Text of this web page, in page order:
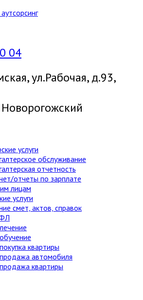
04
ул.Рабочая, д.93,
услуги
обслуживание
отчетность
отчеты по зарплате
лицам
услуги
смет, актов, справок
квартиры
автомобиля
квартиры